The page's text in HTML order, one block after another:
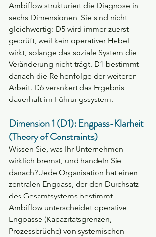
Ambiflow strukturiert die Diagnose in
sechs Dimensionen. Sie sind nicht
gleichwertig: D5 wird immer zuerst
geprüft, weil kein operativer Hebel
wirkt, solange das soziale System die
Veränderung nicht trägt. D1 bestimmt
danach die Reihenfolge der weiteren
Arbeit. D6 verankert das Ergebnis
dauerhaft im Führungssystem.
Dimension 1 (D1): Engpass-Klarheit
(Theory of Constraints)
Wissen Sie, was Ihr Unternehmen
wirklich bremst, und handeln Sie
danach? Jede Organisation hat einen
zentralen Engpass, der den Durchsatz
des Gesamtsystems bestimmt.
Ambiflow unterscheidet operative
Engpässe (Kapazitätsgrenzen,
Prozessbrüche) von systemischen